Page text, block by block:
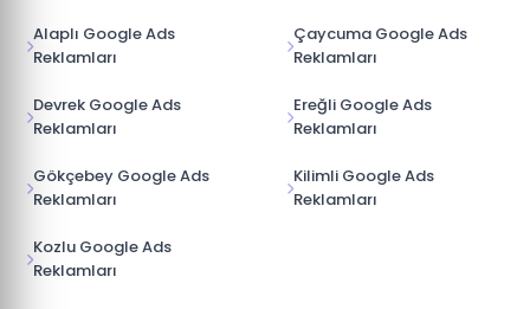
Alaplı Google Ads
Reklamları
Çaycuma Google Ads
Reklamları
Devrek Google Ads
Reklamları
Ereğli Google Ads
Reklamları
Gökçebey Google Ads
Reklamları
Kilimli Google Ads
Reklamları
Kozlu Google Ads
Reklamları